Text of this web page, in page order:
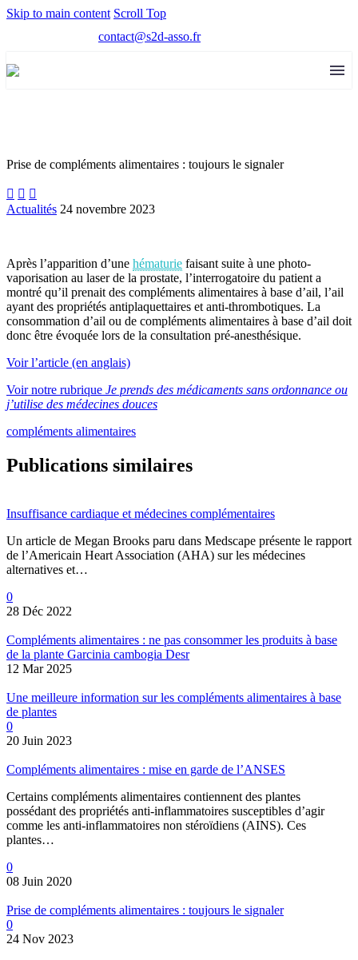
Skip to main content Scroll Top
contact@s2d-asso.fr
Prise de compléments alimentaires : toujours le signaler
  
Actualités 24 novembre 2023
Après l’apparition d’une hématurie faisant suite à une photo-
vaporisation au laser de la prostate, l’interrogatoire du patient a
montré qu’il prenait des compléments alimentaires à base d’ail, l’ail
ayant des propriétés antiplaquettaires et anti-thrombotiques. La
consommation d’ail ou de compléments alimentaires à base d’ail doit
donc être évoquée lors de la consultation pré-anesthésique.
Voir l’article (en anglais)
Voir notre rubrique Je prends des médicaments sans ordonnance ou
j’utilise des médecines douces
compléments alimentaires
Publications similaires
Insuffisance cardiaque et médecines complémentaires
Un article de Megan Brooks paru dans Medscape présente le rapport
de l’Americain Heart Association (AHA) sur les médecines
alternatives et…
0
28 Déc 2022
Compléments alimentaires : ne pas consommer les produits à base
de la plante Garcinia cambogia Desr
12 Mar 2025
Une meilleure information sur les compléments alimentaires à base
de plantes
0
20 Juin 2023
Compléments alimentaires : mise en garde de l’ANSES
Certains compléments alimentaires contiennent des plantes
possédant des propriétés anti-inflammatoires susceptibles d’agir
comme les anti-inflammatoires non stéroïdiens (AINS). Ces
plantes…
0
08 Juin 2020
Prise de compléments alimentaires : toujours le signaler
0
24 Nov 2023